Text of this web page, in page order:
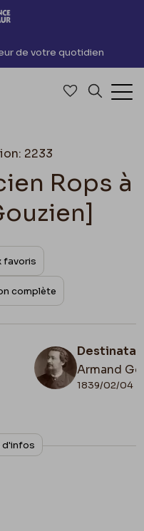
de votre quotidien
Accéder à
2233
Rops à
favoris
complète
Armand
1839/02/04 -
Collationnage
Autographe
d'infos